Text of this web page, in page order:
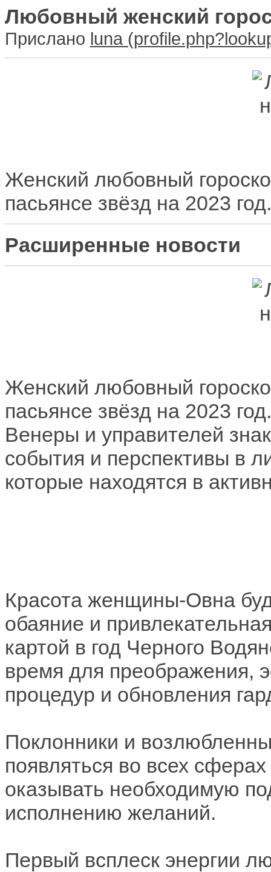
Любовный женский
Прислано luna
Женский любовный
пасьянсе звёзд на 2023 год.
Расширенные новости
Женский любовный
пасьянсе звёзд на 2023
Венеры и управителей
события и перспективы в
которые находятся в
Красота женщины-Овна
обаяние и
картой в год Черного
время для преображения,
процедур и обновления
Поклонники и
появляться во всех
оказывать необходимую
исполнению желаний.
Первый всплеск энергии